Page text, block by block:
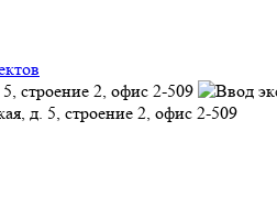
строение 2, офис 2-509
д. 5, строение 2, офис 2-509